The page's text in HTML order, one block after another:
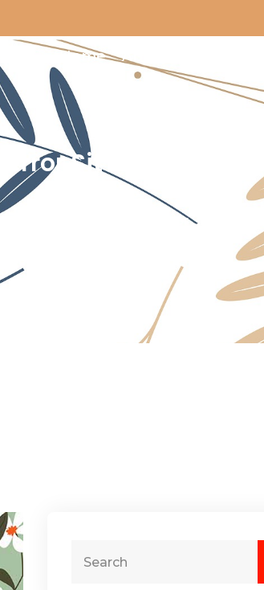
Home About
Error Sit
Unde Omnis Iste Natus Error Sit